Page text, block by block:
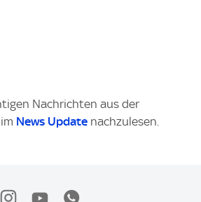
Nachrichten aus der
News Update nachzulesen.